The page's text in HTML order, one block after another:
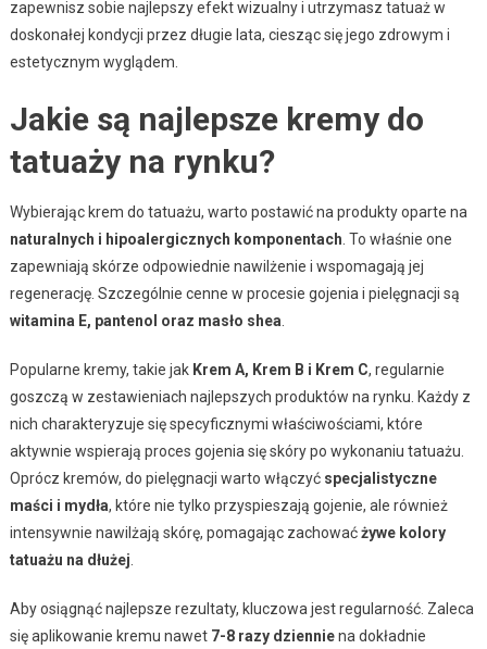
zapewnisz sobie najlepszy efekt wizualny i utrzymasz tatuaż w
doskonałej kondycji przez długie lata, ciesząc się jego zdrowym i
estetycznym wyglądem.
Jakie są najlepsze kremy do
tatuaży na rynku?
Wybierając krem do tatuażu, warto postawić na produkty oparte na
naturalnych i hipoalergicznych komponentach . To właśnie one
zapewniają skórze odpowiednie nawilżenie i wspomagają jej
regenerację. Szczególnie cenne w procesie gojenia i pielęgnacji są
witamina E, pantenol oraz masło shea
Popularne kremy, takie jak Krem A, Krem B i Krem C, regularnie
goszczą w zestawieniach najlepszych produktów na rynku. Każdy z
nich charakteryzuje się specyficznymi właściwościami, które
aktywnie wspierają proces gojenia się skóry po wykonaniu tatuażu.
Oprócz kremów, do pielęgnacji warto włączyć specjalistyczne
maści i mydła, które nie tylko przyspieszają gojenie, ale również
intensywnie nawilżają skórę, pomagając zachowaćżywe kolory
tatuażu na dłużej
Aby osiągnąć najlepsze rezultaty, kluczowa jest regularność. Zaleca
się aplikowanie kremu nawet 7-8 razy dzienniena dokładnie